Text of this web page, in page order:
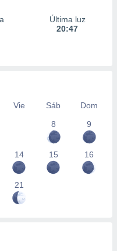
Última luz
20:47
Vie Sáb
Dom
8
9
14 15 16
21